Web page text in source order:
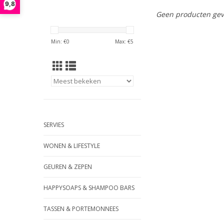
9,8
Min: €0 Max: €5
SERVIES
WONEN & LIFESTYLE
GEUREN & ZEPEN
HAPPYSOAPS & SHAMPOO BARS
TASSEN & PORTEMONNEES
Geen producten